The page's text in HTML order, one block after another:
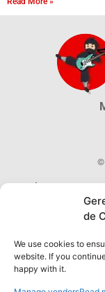
de
We use cookies to
website. If you
happy with it.
©
Este blog é apenas
guitarras MIJ são
oficial ou legal e não
de qualquer produto.
Disclaimer